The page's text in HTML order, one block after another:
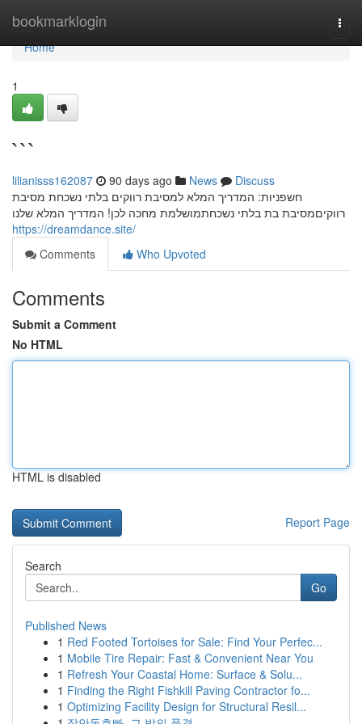
bookmarklogin
Home
Home
1
```
lilianisss162087 90 days ago News
Discuss
חשפניות: המדריך המלא למסיבת רווקים בלתי נשכחת מסיבת
רווקיםמסיבת בת בלתי נשכחתמושלמת מחכה לכן! המדריך המלא שלנו
https://dreamdance.site/
Comments
Who Upvoted
Comments
Submit a Comment
No HTML
HTML is disabled
Report Page
Search
Go
Published News
1 Red Footed Tortoises for Sale: Find Your Perfec...
1 Mobile Tire Repair: Fast & Convenient Near You
1 Refresh Your Coastal Home: Surface & Solu...
1 Finding the Right Fishkill Paving Contractor fo...
1 Optimizing Facility Design for Structural Resil...